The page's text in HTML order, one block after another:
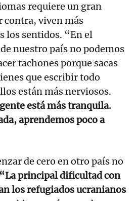
requiere un gran
contra, viven más
los sentidos. “En el
nuestro país no podemos
tachones porque sacas
que escribir todo
están más nerviosos.
está más tranquila.
aprendemos poco a
de cero en otro país no
“La principal dificultad con
los refugiados ucranianos